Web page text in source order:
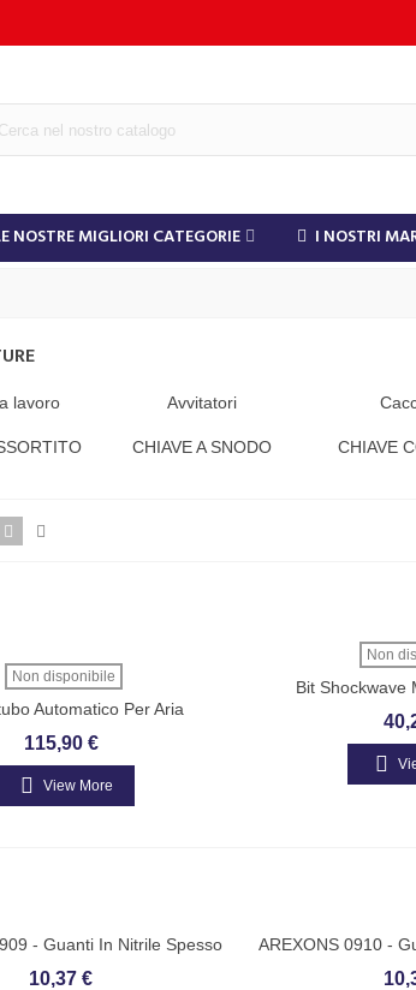
NOSTRE MIGLIORI CATEGORIE I NOSTRI
lavoro Avvitatori
CHIAVE A SNODO CHIAVE
Non disponibile
Automatico Per Aria
Diametro Ø Tubo Interno
115,90 €
View More
Non
Bit Shockwave
Avvitatura II
- Guanti In Nitrile Spesso
TG. L - Conf. 50 Pz
10,37 €
AREXONS 0910 -
TG. XL -